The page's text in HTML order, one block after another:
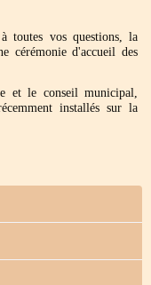
toutes vos questions, la
cérémonie d'accueil des
et le conseil municipal,
installés sur la